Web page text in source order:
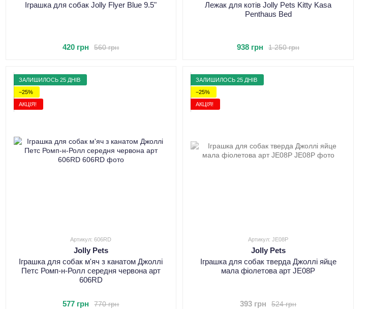
Іграшка для собак Jolly Flyer Blue 9.5"
560 грн
420 грн
Лежак для котів Jolly Pets Kitty Kasa
Penthaus Bed
1 250 грн
938 грн
ЗАЛИШИЛОСЬ 25 ДНІВ
−25%
АКЦІЯ!
Артикул: 606RD
Jolly Pets
Іграшка для собак м'яч з канатом Джоллі
Петс Ромп-н-Ролл середня червона арт
606RD
770 грн
577 грн
ЗАЛИШИЛОСЬ 25 ДНІВ
−25%
АКЦІЯ!
Артикул: JE08P
Jolly Pets
Іграшка для собак тверда Джоллі яйце
мала фіолетова арт JE08P
524 грн
393 грн